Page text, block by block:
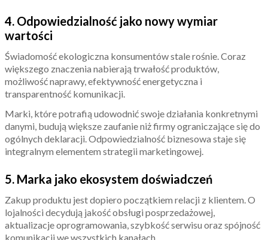
4. Odpowiedzialność jako nowy wymiar
wartości
Świadomość ekologiczna konsumentów stale rośnie. Coraz
większego znaczenia nabierają trwałość produktów,
możliwość naprawy, efektywność energetyczna i
transparentność komunikacji.
Marki, które potrafią udowodnić swoje działania konkretnymi
danymi, budują większe zaufanie niż firmy ograniczające się do
ogólnych deklaracji. Odpowiedzialność biznesowa staje się
integralnym elementem strategii marketingowej.
5. Marka jako ekosystem doświadczeń
Zakup produktu jest dopiero początkiem relacji z klientem. O
lojalności decydują jakość obsługi posprzedażowej,
aktualizacje oprogramowania, szybkość serwisu oraz spójność
komunikacji we wszystkich kanałach.